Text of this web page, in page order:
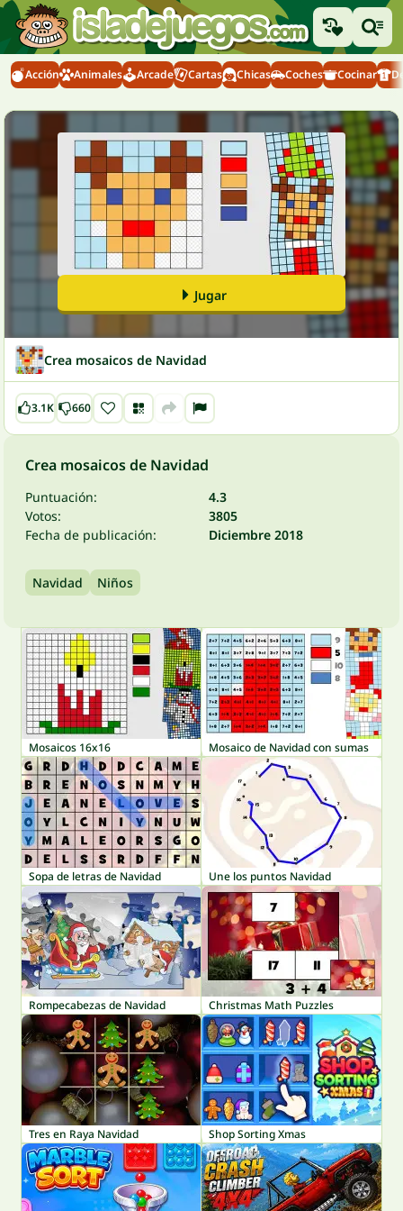
Acción Animales Arcade Cartas Chicas Coches Cocinar
Jugar
Crea mosaicos de Navidad
3.1K 660
Crea mosaicos de Navidad
Puntuación:
4.3
Votos:
3805
Fecha de publicación:
Diciembre 2018
Navidad Niños
Mosaicos 16x16 Mosaico de Navidad con sumas
Sopa de letras de Navidad Une los puntos Navidad
Rompecabezas de Navidad Christmas Math Puzzles
Tres en Raya Navidad Shop Sorting Xmas